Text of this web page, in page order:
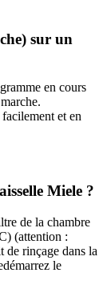
sur un
en cours
et en
Miele ?
de la chambre
(attention :
de rinçage dans la
le